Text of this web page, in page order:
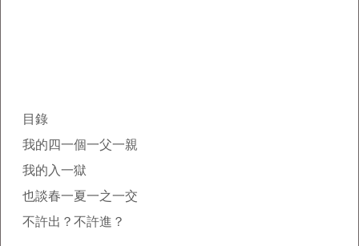
目錄
我的四一個一父一親
我的入一獄
也談春一夏一之一交
不許出？不許進？